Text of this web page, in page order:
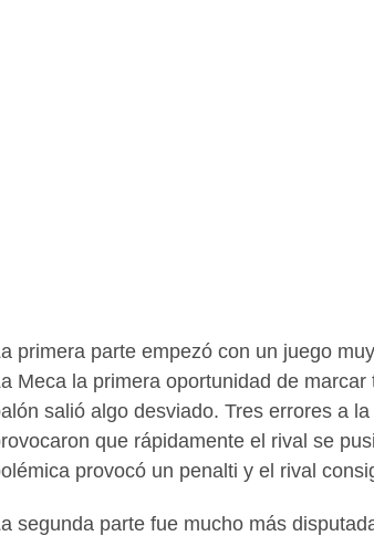
primera parte empezó con un juego
Meca la primera oportunidad de
salió algo desviado. Tres errores a
que rápidamente el rival se
provocó un penalti y el rival
segunda parte fue mucho más